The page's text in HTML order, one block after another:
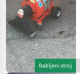
Rabljeni stroj